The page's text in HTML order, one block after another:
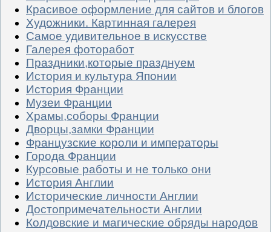
Красивое оформление для сайтов и блогов
Художники. Картинная галерея
Самое удивительное в искусстве
Галерея фоторабот
Праздники,которые празднуем
История и культура Японии
История Франции
Музеи Франции
Храмы,соборы Франции
Дворцы,замки Франции
Французские короли и императоры
Города Франции
Курсовые работы и не только они
История Англии
Исторические личности Англии
Достопримечательности Англии
Колдовские и магические обряды народов